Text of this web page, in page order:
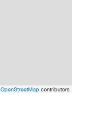
OpenStreetMap contributors